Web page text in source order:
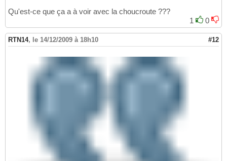
Qu'est-ce que ça a à voir avec la choucroute ???
1
0
RTN14, le 14/12/2009 à 18h10 #12